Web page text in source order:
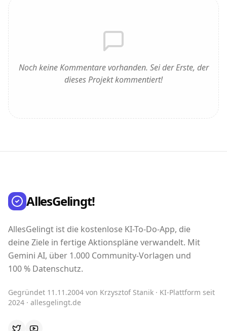
Noch keine Kommentare vorhanden. Sei der Erste, der
dieses Projekt kommentiert!
AllesGelingt!
AllesGelingt ist die kostenlose KI-To-Do-App, die
deine Ziele in fertige Aktionspläne verwandelt. Mit
Gemini AI, über 1.000 Community-Vorlagen und
100 % Datenschutz.
Gegründet 11.11.2004 von Krzysztof Stanik · KI-Plattform seit
2024 · allesgelingt.de